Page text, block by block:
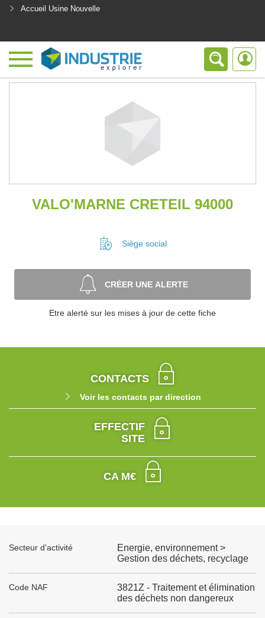
Accueil Usine Nouvelle
VALO'MARNE CRETEIL 94000
Siège social
CRÉER UNE ALERTE
Etre alerté sur les mises à jour de cette fiche
CONTACTS
Voir les contacts par direction
EFFECTIF
SITE
CA M€
Secteur d'activité
Energie, environnement >
Gestion des déchets, recyclage
Code NAF
3821Z - Traitement et élimination
des déchets non dangereux